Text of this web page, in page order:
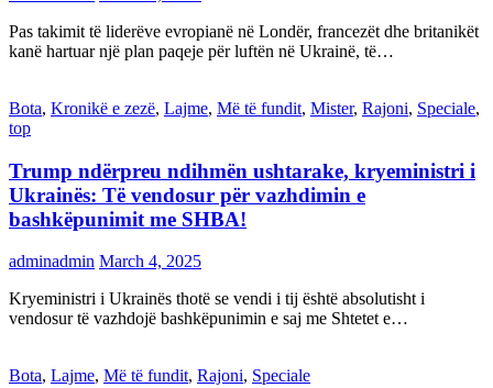
Pas takimit të liderëve evropianë në Londër, francezët dhe britanikët
kanë hartuar një plan paqeje për luftën në Ukrainë, të…
Bota, Kronikë e zezë, Lajme, Më të fundit, Mister, Rajoni, Speciale,
top
Trump ndërpreu ndihmën ushtarake, kryeministri i
Ukrainës: Të vendosur për vazhdimin e
bashkëpunimit me SHBA!
adminadmin March 4, 2025
Kryeministri i Ukrainës thotë se vendi i tij është absolutisht i
vendosur të vazhdojë bashkëpunimin e saj me Shtetet e…
Bota, Lajme, Më të fundit, Rajoni, Speciale